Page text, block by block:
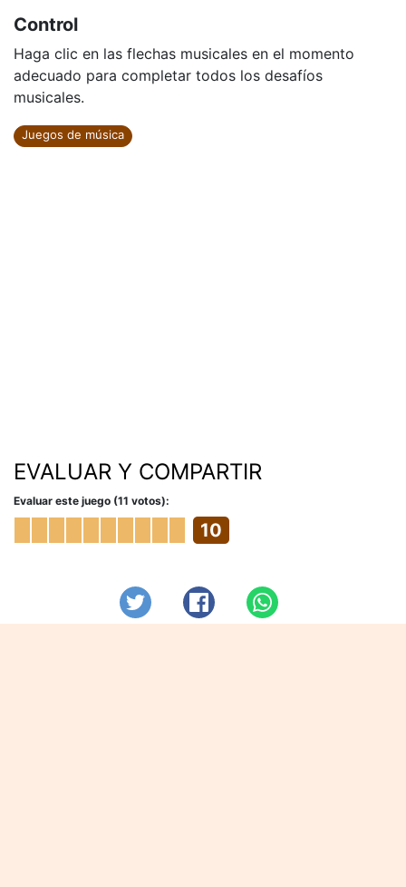
Control
Haga clic en las flechas musicales en el momento
adecuado para completar todos los desafíos
musicales.
Juegos de música
EVALUAR Y COMPARTIR
Evaluar este juego (11 votos):
10